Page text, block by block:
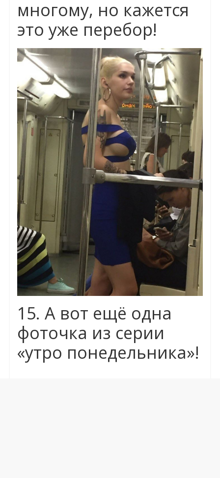
многому, но кажется
это уже перебор!
15. А вот ещё одна
фоточка из серии
«утро понедельника»!